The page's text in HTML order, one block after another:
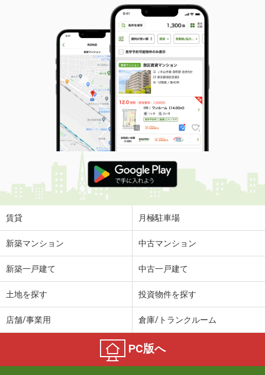
賃貸 月極駐車場
新築マンション 中古マンション
新築一戸建て 中古一戸建て
土地を探す 投資物件を探す
店舗/事業用 倉庫/トランクルーム
PC版へ